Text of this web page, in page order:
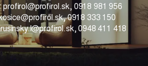
profirol@profirol.sk, 0918 981 956
0918 333 150
0948 411 418